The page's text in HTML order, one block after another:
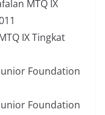
MTQ IX
IX Tingkat
Foundation
Foundation